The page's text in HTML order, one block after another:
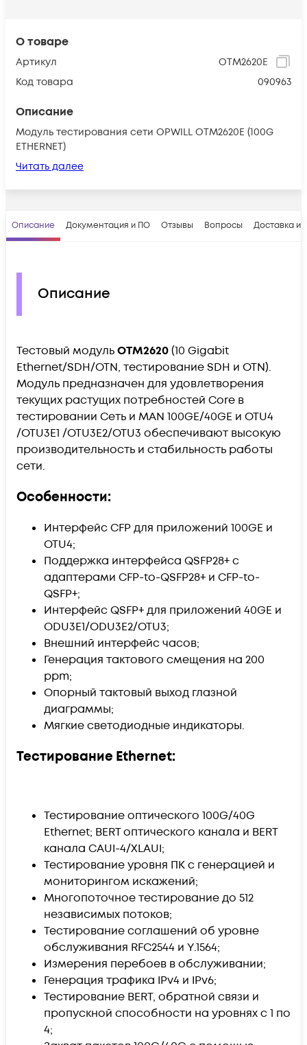
О товаре
Артикул
OTM2620E
Код товара
090963
Описание
Модуль тестирования сети OPWILL OTM2620E (100G
ETHERNET)
Читать далее
Описание Документация и ПО Отзывы Вопросы Доставка и
Описание
Тестовый модульOTM2620(10 Gigabit
Ethernet/SDH/OTN, тестирование SDH и OTN).
Модуль предназначен для удовлетворения
текущих растущих потребностей Core в
тестировании Сеть и MAN 100GE/40GE и OTU4
/OTU3E1 /OTU3E2/OTU3 обеспечивают высокую
производительность и стабильность работы
сети.
Особенности:
Интерфейс CFP для приложений 100GE и
OTU4;
Поддержка интерфейса QSFP28+ с
адаптерами CFP-to-QSFP28+ и CFP-to-
QSFP+;
Интерфейс QSFP+ для приложений 40GE и
ODU3E1/ODU3E2/OTU3;
Внешний интерфейс часов;
Генерация тактового смещения на 200
ppm;
Опорный тактовый выход глазной
диаграммы;
Мягкие светодиодные индикаторы.
Тестирование Ethernet:
Тестирование оптического 100G/40G
Ethernet; BERT оптического канала и BERT
канала CAUI-4/XLAUI;
Тестирование уровня ПК с генерацией и
мониторингом искажений;
Многопоточное тестирование до 512
независимых потоков;
Тестирование соглашений об уровне
обслуживания RFC2544 и Y.1564;
Измерения перебоев в обслуживании;
Генерация трафика IPv4 и IPv6;
Тестирование BERT, обратной связи и
пропускной способности на уровнях с 1 по
4;